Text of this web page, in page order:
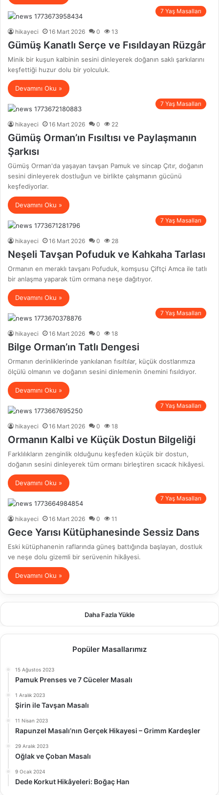
7 Yaş Masalları
hikayeci 16 Mart 2026 0 13
Gümüş Kanatlı Serçe ve Fısıldayan Rüzgâr
Minik bir kuşun kalbinin sesini dinleyerek doğanın saklı şarkılarını
keşfettiği huzur dolu bir yolculuk.
Devamını Oku »
7 Yaş Masalları
hikayeci 16 Mart 2026 0 22
Gümüş Orman’ın Fısıltısı ve Paylaşmanın
Şarkısı
Gümüş Orman'da yaşayan tavşan Pamuk ve sincap Çıtır, doğanın
sesini dinleyerek dostluğun ve birlikte çalışmanın gücünü
keşfediyorlar.
Devamını Oku »
7 Yaş Masalları
hikayeci 16 Mart 2026 0 28
Neşeli Tavşan Pofuduk ve Kahkaha Tarlası
Ormanın en meraklı tavşanı Pofuduk, komşusu Çiftçi Amca ile tatlı
bir anlaşma yaparak tüm ormana neşe dağıtıyor.
Devamını Oku »
7 Yaş Masalları
hikayeci 16 Mart 2026 0 18
Bilge Orman’ın Tatlı Dengesi
Ormanın derinliklerinde yankılanan fısıltılar, küçük dostlarımıza
ölçülü olmanın ve doğanın sesini dinlemenin önemini fısıldıyor.
Devamını Oku »
7 Yaş Masalları
hikayeci 16 Mart 2026 0 18
Ormanın Kalbi ve Küçük Dostun Bilgeliği
Farklılıkların zenginlik olduğunu keşfeden küçük bir dostun,
doğanın sesini dinleyerek tüm ormanı birleştiren sıcacık hikâyesi.
Devamını Oku »
7 Yaş Masalları
hikayeci 16 Mart 2026 0 11
Gece Yarısı Kütüphanesinde Sessiz Dans
Eski kütüphanenin raflarında güneş battığında başlayan, dostluk
ve neşe dolu gizemli bir serüvenin hikâyesi.
Devamını Oku »
Daha Fazla Yükle
Popüler Masallarımız
15 Ağustos 2023
Pamuk Prenses ve 7 Cüceler Masalı
1 Aralık 2023
Şirin ile Tavşan Masalı
11 Nisan 2023
Rapunzel Masalı’nın Gerçek Hikayesi – Grimm Kardeşler
29 Aralık 2023
Oğlak ve Çoban Masalı
9 Ocak 2024
Dede Korkut Hikâyeleri: Boğaç Han